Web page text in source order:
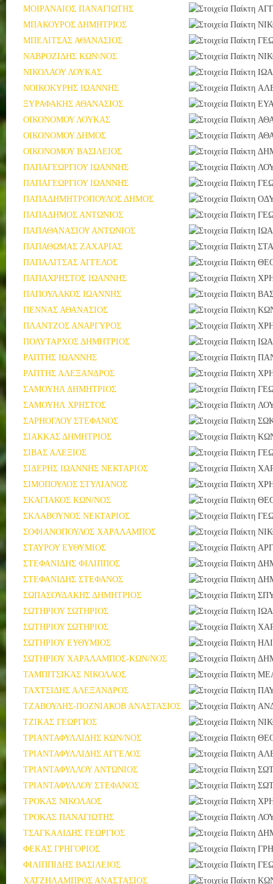
ΜΟΙΡΑΝΑΙΟΣ ΠΑΝΑΓΙΩΤΗΣ
ΜΠΑΚΟΥΡΟΣ ΔΗΜΗΤΡΙΟΣ
ΜΠΕΛΙΤΣΑΣ ΑΘΑΝΑΣΙΟΣ
ΝΑΒΡΟΖΙΔΗΣ ΚΩΝ\ΝΟΣ
ΝΙΚΟΛΑΟΥ ΛΟΥΚΑΣ
ΝΟΙΚΟΚΥΡΗΣ ΙΩΑΝΝΗΣ
ΞΥΡΑΦΑΚΗΣ ΑΘΑΝΑΣΙΟΣ
ΟΙΚΟΝΟΜΟΥ ΛΟΥΚΑΣ
ΟΙΚΟΝΟΜΟΥ ΔΗΜΟΣ
ΟΙΚΟΝΟΜΟΥ ΒΑΣΙΛΕΙΟΣ
ΠΑΠΑΓΕΩΡΓΙΟΥ ΙΩΑΝΝΗΣ
ΠΑΠΑΓΕΩΡΓΙΟΥ ΙΩΑΝΝΗΣ
ΠΑΠΑΔΗΜΗΤΡΟΠΟΥΛΟΣ ΔΗΜΟΣ
ΠΑΠΑΔΗΜΟΣ ΑΝΤΩΝΙΟΣ
ΠΑΠΑΘΑΝΑΣΙΟΥ ΑΝΤΩΝΙΟΣ
ΠΑΠΑΘΩΜΑΣ ΖΑΧΑΡΙΑΣ
ΠΑΠΑΛΙΤΣΑΣ ΑΓΓΕΛΟΣ
ΠΑΠΑΧΡΗΣΤΟΣ ΙΩΑΝΝΗΣ
ΠΑΠΟΥΛΑΚΟΣ ΙΩΑΝΝΗΣ
ΠΕΝΝΑΣ ΑΘΑΝΑΣΙΟΣ
ΠΛΑΝΤΖΟΣ ΑΝΑΡΓΥΡΟΣ
ΠΟΛΥΤΑΡΧΟΣ ΔΗΜΗΤΡΙΟΣ
ΡΑΠΤΗΣ ΙΩΑΝΝΗΣ
ΡΑΠΤΗΣ ΑΛΕΞΑΝΔΡΟΣ
ΣΑΜΟΥΗΛ ΔΗΜΗΤΡΙΟΣ
ΣΑΜΟΥΗΛ ΧΡΗΣΤΟΣ
ΣΑΡΗΟΓΛΟΥ ΣΤΕΦΑΝΟΣ
ΣΙΑΚΚΑΣ ΔΗΜΗΤΡΙΟΣ
ΣΙΒΑΣ ΑΛΕΞΙΟΣ
ΣΙΔΕΡΗΣ ΙΩΑΝΝΗΣ ΝΕΚΤΑΡΙΟΣ
ΣΙΜΟΠΟΥΛΟΣ ΣΤΥΛΙΑΝΟΣ
ΣΚΑΓΙΑΚΟΣ ΚΩΝ/ΝΟΣ
ΣΚΛΑΒΟΥΝΟΣ ΝΕΚΤΑΡΙΟΣ
ΣΟΦΙΑΝΟΠΟΥΛΟΣ ΧΑΡΑΛΑΜΠΟΣ
ΣΤΑΥΡΟΥ ΕΥΘΥΜΙΟΣ
ΣΤΕΦΑΝΙΔΗΣ ΦΙΛΙΠΠΟΣ
ΣΤΕΦΑΝΙΔΗΣ ΣΤΕΦΑΝΟΣ
ΣΩΠΑΣΟΥΔΑΚΗΣ ΔΗΜΗΤΡΙΟΣ
ΣΩΤΗΡΙΟΥ ΣΩΤΗΡΙΟΣ
ΣΩΤΗΡΙΟΥ ΣΩΤΗΡΙΟΣ
ΣΩΤΗΡΙΟΥ ΕΥΘΥΜΙΟΣ
ΣΩΤΗΡΙΟΥ ΧΑΡΑΛΑΜΠΟΣ-ΚΩΝ/ΝΟΣ
ΤΑΜΠΙΤΣΙΚΑΣ ΝΙΚΟΛΑΟΣ
ΤΑΧΤΣΙΔΗΣ ΑΛΕΞΑΝΔΡΟΣ
ΤΖΑΒΟΥΛΗΣ-ΠΟΖΝΙΑΚΟΒ ΑΝΑΣΤΑΣΙΟΣ
ΤΖΙΚΑΣ ΓΕΩΡΓΙΟΣ
ΤΡΙΑΝΤΑΦΥΛΛΙΔΗΣ ΚΩΝ/ΝΟΣ
ΤΡΙΑΝΤΑΦΥΛΛΙΔΗΣ ΑΓΓΕΛΟΣ
ΤΡΙΑΝΤΑΦΥΛΛΟΥ ΑΝΤΩΝΙΟΣ
ΤΡΙΑΝΤΑΦΥΛΛΟΥ ΣΤΕΦΑΝΟΣ
ΤΡΟΚΑΣ ΝΙΚΟΛΑΟΣ
ΤΡΟΚΑΣ ΠΑΝΑΓΙΩΤΗΣ
ΤΣΑΓΚΑΛΙΔΗΣ ΓΕΩΡΓΙΟΣ
ΦΕΚΑΣ ΓΡΗΓΟΡΙΟΣ
ΦΙΛΙΠΠΙΔΗΣ ΒΑΣΙΛΕΙΟΣ
ΧΑΤΖΗΛΑΜΠΡΟΣ ΑΝΑΣΤΑΣΙΟΣ